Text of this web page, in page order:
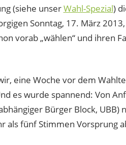
(siehe unserWahl-Spezial)
Sonntag, 17. März
vorab „wählen“ und ihren
eine Woche vor dem
es wurde spannend: Von
Bürger Block, UBB)
als fünf Stimmen Vorsprung